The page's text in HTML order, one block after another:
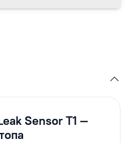
Sensor T1 —